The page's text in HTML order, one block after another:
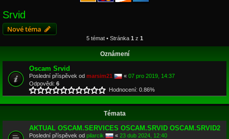
Srvid
Nové téma
5 témat • Stránka 1 z 1
Oznámení
Oscam Srvid
Poslední příspěvek od marsim21 « 07 pro 2019, 14:37
Odpovědi: 6
Hodnocení: 0.86%
Témata
AKTUAL OSCAM.SERVICES OSCAM.SRVID OSCAM.SRVID2
Poslední příspěvek od pilarcik « 23 dub 2024, 12:40